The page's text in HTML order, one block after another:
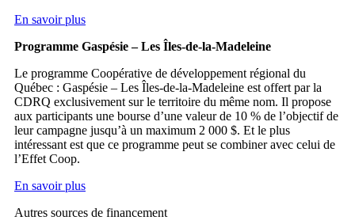
En savoir plus
Programme Gaspésie – Les Îles-de-la-Madeleine
Le programme Coopérative de développement régional du
Québec : Gaspésie – Les Îles-de-la-Madeleine est offert par la
CDRQ exclusivement sur le territoire du même nom. Il propose
aux participants une bourse d’une valeur de 10 % de l’objectif de
leur campagne jusqu’à un maximum 2 000 $. Et le plus
intéressant est que ce programme peut se combiner avec celui de
l’Effet Coop.
En savoir plus
Autres sources de financement